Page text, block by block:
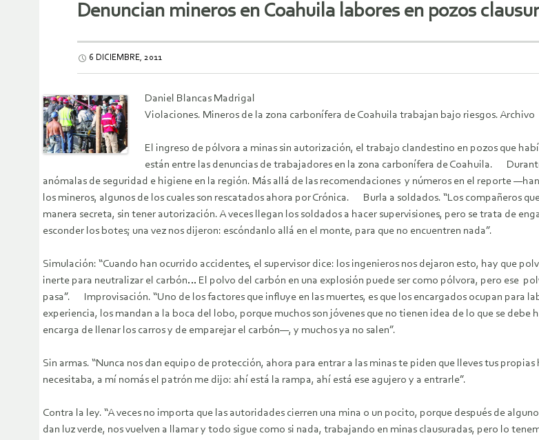
Denuncian mineros en Coahuila labores en pozos
6 DICIEMBRE, 2011
Daniel Blancas Madrigal
Violaciones. Mineros de la zona carbonífera de Coahuila trabajan bajo riesgos. Archivo
El ingreso de pólvora a minas sin autorización, el trabajo clandestino en pozos que
están entre las denuncias de trabajadores en la zona carbonífera de Coahuila.
anómalas de seguridad e higiene en la región. Más allá de las recomendaciones y números en el reporte
los mineros, algunos de los cuales son rescatados ahora por Crónica. Burla a soldados. “Los compañeros
manera secreta, sin tener autorización. A veces llegan los soldados a hacer supervisiones, pero se trata de
esconder los botes; una vez nos dijeron: escóndanlo allá en el monte, para que no encuentren nada”.
Simulación: “Cuando han ocurrido accidentes, el supervisor dice: los ingenieros nos dejaron esto, hay que
inerte para neutralizar el carbón… El polvo del carbón en una explosión puede ser como pólvora, pero ese
pasa”. Improvisación. “Uno de los factores que influye en las muertes, es que los encargados ocupan para
experiencia, los mandan a la boca del lobo, porque muchos son jóvenes que no tienen idea de lo que se
encarga de llenar los carros y de emparejar el carbón—, y muchos ya no salen”.
Sin armas. “Nunca nos dan equipo de protección, ahora para entrar a las minas te piden que lleves tus
necesitaba, a mí nomás el patrón me dijo: ahí está la rampa, ahí está ese agujero y a entrarle”.
Contra la ley. “A veces no importa que las autoridades cierren una mina o un pocito, porque después de
dan luz verde, nos vuelven a llamar y todo sigue como si nada, trabajando en minas clausuradas, pero lo